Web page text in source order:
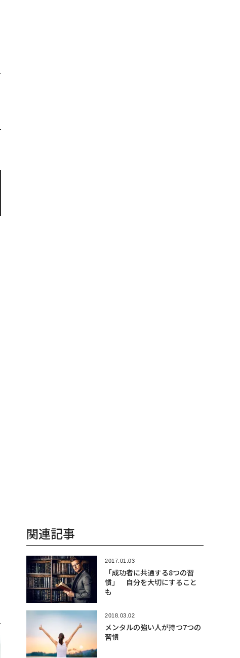
関連記事
2017.01.03
「成功者に共通する8つの習
慣」 自分を大切にすること
も
2018.03.02
メンタルの強い人が持つ7つの
習慣